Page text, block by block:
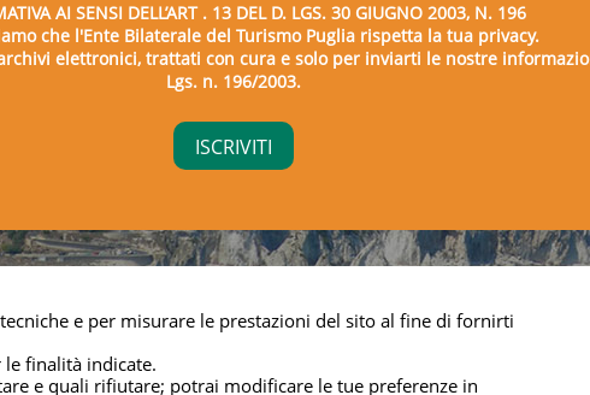
AI SENSI DELL’ART . 13 DEL D. LGS. 30 GIUGNO 2003, N. 196
che l'Ente Bilaterale del Turismo Puglia rispetta la tua privacy.
elettronici, trattati con cura e solo per inviarti le nostre
Lgs. n. 196/2003.
Privacy & cookie
e per misurare le prestazioni del sito al fine di fornirti
le finalità indicate.
e quali rifiutare; potrai modificare le tue preferenze in